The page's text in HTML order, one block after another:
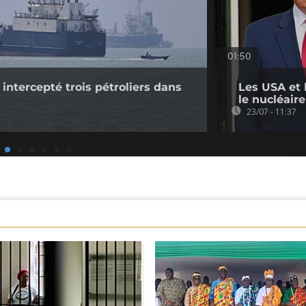
trois pétroliers dans
01:50
Les USA
le
23/07 - 11:37